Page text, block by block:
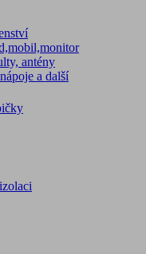
antény
a další